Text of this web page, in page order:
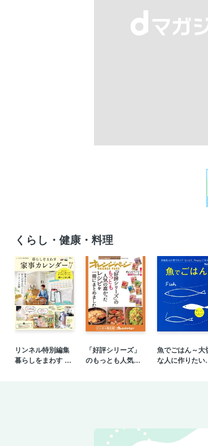
くらし・健康・料理
リンネル特別編集
暮らしをまわす 家
「好評シリーズ」
のもっとも人気の
魚でごはん～大
な人に作りたい